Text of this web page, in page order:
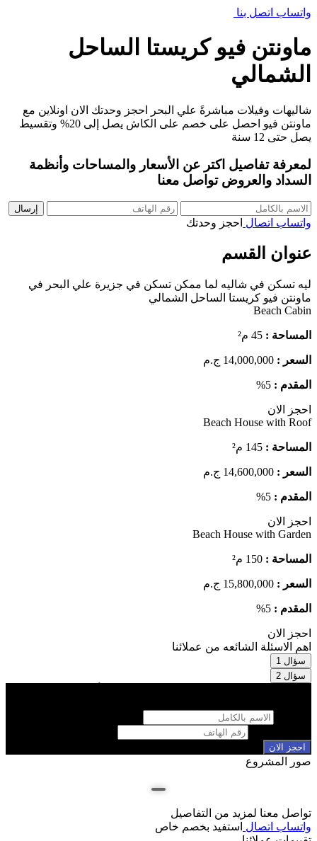
واتساب اتصل بنا
ماونتن فيو كريستا الساحل
الشمالي
شاليهات وفيلات مباشرةً علي البحر احجز وحدتك الان اونلاين مع
ماونتن فيو احصل على خصم على الكاش يصل إلى 20% وتقسيط
يصل حتى 12 سنة
لمعرفة تفاصيل اكتر عن الأسعار والمساحات وأنظمة
السداد والعروض تواصل معنا
إرسال
واتساب اتصال احجز وحدتك
عنوان القسم
ليه تسكن في شاليه لما ممكن تسكن في جزيرة علي البحر في
ماونتن فيو كريستا الساحل الشمالي
Beach Cabin
المساحة : 45 م²
السعر : 14,000,000 ج.م
المقدم : 5%
احجز الان
Beach House with Roof
المساحة : 145 م²
السعر : 14,600,000 ج.م
المقدم : 5%
احجز الان
Beach House with Garden
المساحة : 150 م²
السعر : 15,800,000 ج.م
المقدم : 5%
احجز الان
اهم الاسئلة الشائعه من عملائنا
سؤال 1
سؤال 2
احجز الان
صور المشروع
تواصل معنا لمزيد من التفاصيل
واتساب اتصال استفيد بخصم خاص